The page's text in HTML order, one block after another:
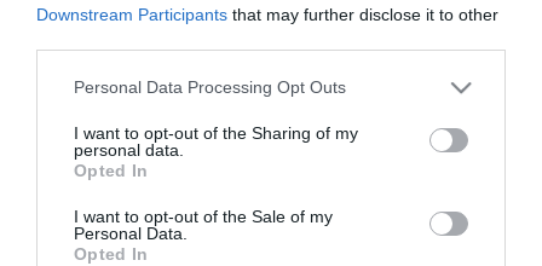
Downstream Participants that may further disclose it to other
Please note that this website/app uses one or more Google
not limited to your visit or usage behaviour. You may click to
grant or deny consent to Google and its third-party tags to
use your data for below specified purposes in below Google
consent section.
Personal Data Processing Opt Outs
I want to opt-out of the Sharing of my
personal data.
Opted In
I want to opt-out of the Sale of my
Personal Data.
Opted In